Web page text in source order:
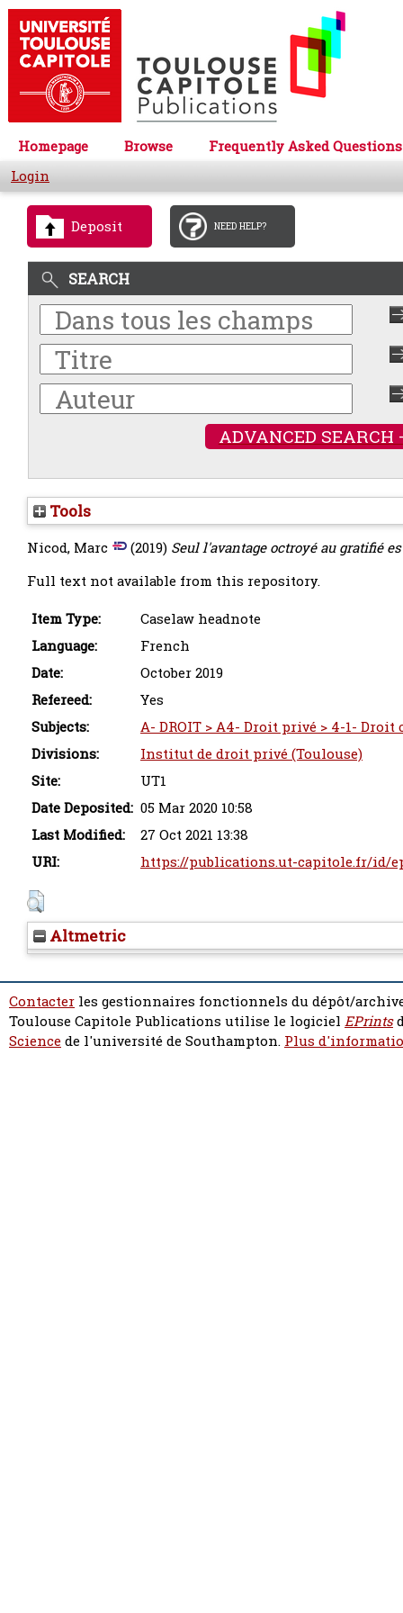
Homepage Browse
Frequently Asked Questions
Login
Deposit NEED HELP?
SEARCH
ADVANCED SEARCH
Tools
Nicod, Marc (2019) Seul l'avantage octroyé au gratifié
Full text not available from this repository.
Item Type:
Caselaw headnote
Language:
French
Date:
October 2019
Refereed:
Yes
Subjects:
A- DROIT > A4- Droit privé > 4-1-
Divisions:
Institut de droit privé (Toulouse)
Site:
UT1
Date Deposited: 05 Mar 2020 10:58
Last Modified:
27 Oct 2021 13:38
URI:
https://publications.ut-capitole.fr/id/
Altmetric
Contacter les gestionnaires fonctionnels du dépôt/
Toulouse Capitole Publications utilise le logiciel EPrints
Sciencede l'université de Southampton. Plus